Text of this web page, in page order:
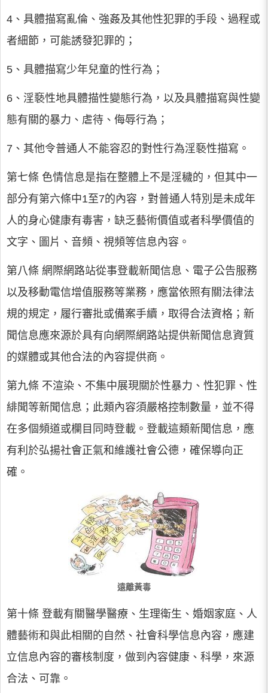
4、具體描寫亂倫、強姦及其他性犯罪的手段、過程或
者細節，可能誘發犯罪的；
5、具體描寫少年兒童的性行為；
6、淫褻性地具體描性變態行為，以及具體描寫與性變
態有關的暴力、虐待、侮辱行為；
7、其他令普通人不能容忍的對性行為淫褻性描寫。
第七條 色情信息是指在整體上不是淫穢的，但其中一
部分有第六條中1至7的內容，對普通人特別是未成年
人的身心健康有毒害，缺乏藝術價值或者科學價值的
文字、圖片、音頻、視頻等信息內容。
第八條 網際網路站從事登載新聞信息、電子公告服務
以及移動電信增值服務等業務，應當依照有關法律法
規的規定，履行審批或備案手續，取得合法資格；新
聞信息應來源於具有向網際網路站提供新聞信息資質
的媒體或其他合法的內容提供商。
第九條 不渲染、不集中展現關於性暴力、性犯罪、性
緋聞等新聞信息；此類內容須嚴格控制數量，並不得
在多個頻道或欄目同時登載。登載這類新聞信息，應
有利於弘揚社會正氣和維護社會公德，確保導向正
確。
遠離黃毒
第十條 登載有關醫學醫療、生理衛生、婚姻家庭、人
體藝術和與此相關的自然、社會科學信息內容，應建
立信息內容的審核制度，做到內容健康、科學，來源
合法、可靠。